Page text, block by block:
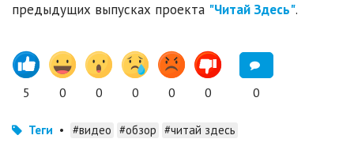
предыдущих выпусках проекта "Читай Здесь".
5 0 0 0 0 0 0
Теги • #видео #обзор #читай здесь